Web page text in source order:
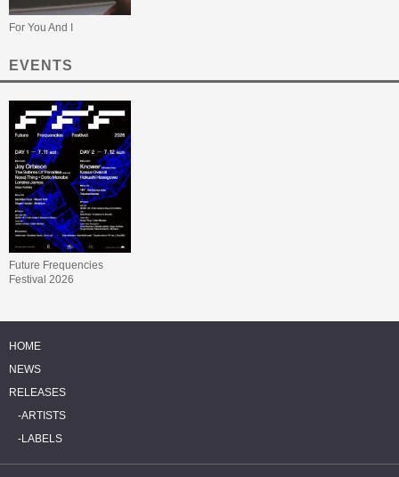
For You And I
EVENTS
Future Frequencies
Festival 2026
HOME
NEWS
RELEASES
ARTISTS
LABELS